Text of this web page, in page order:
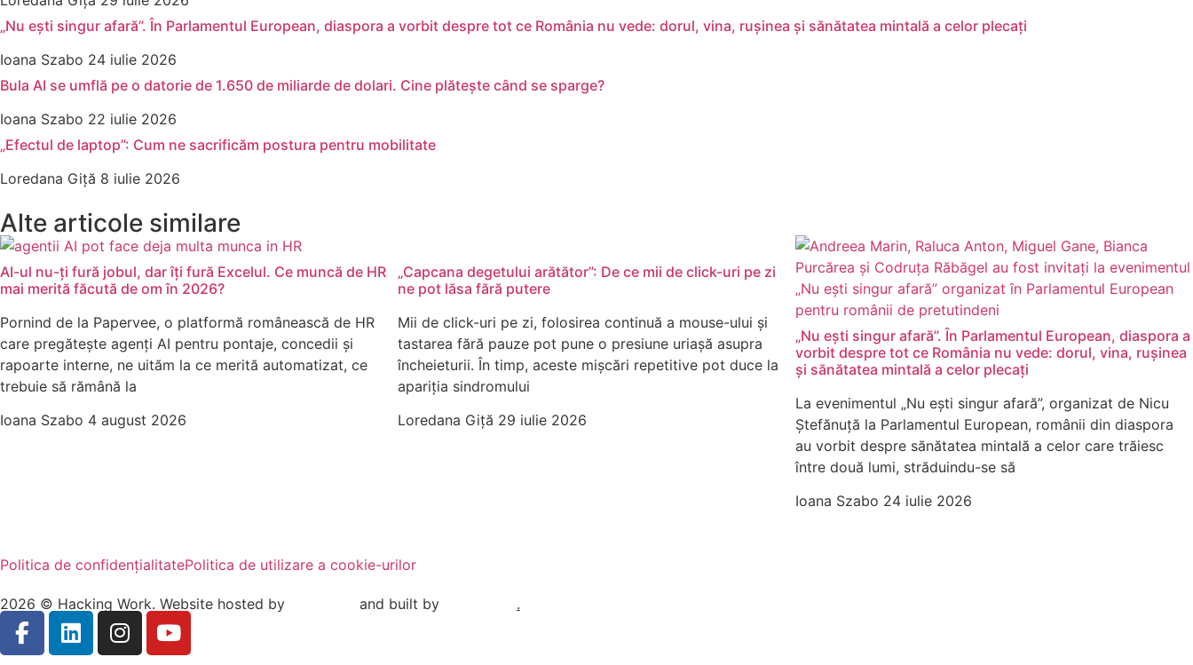
„Nu ești singur afară”. În Parlamentul European, diaspora a vorbit despre tot ce România nu vede: dorul, vina, rușinea și sănătatea mintală a celor plecați
Ioana Szabo 24 iulie 2026
Bula AI se umflă pe o datorie de 1.650 de miliarde de dolari. Cine plătește când se sparge?
Ioana Szabo 22 iulie 2026
„Efectul de laptop”: Cum ne sacrificăm postura pentru mobilitate
Loredana Giță 8 iulie 2026
Alte articole similare
AI-ul nu-ți fură jobul, dar îți fură Excelul. Ce muncă de HR
mai merită făcută de om în 2026?
Pornind de la Papervee, o platformă românească de HR
care pregătește agenți AI pentru pontaje, concedii și
rapoarte interne, ne uităm la ce merită automatizat, ce
trebuie să rămână la
Ioana Szabo 4 august 2026
„Capcana degetului arătător”: De ce mii de click-uri pe zi
ne pot lăsa fără putere
Mii de click-uri pe zi, folosirea continuă a mouse-ului și
tastarea fără pauze pot pune o presiune uriașă asupra
încheieturii. În timp, aceste mișcări repetitive pot duce la
apariția sindromului
Loredana Giță 29 iulie 2026
„Nu ești singur afară”. În Parlamentul European, diaspora a
vorbit despre tot ce România nu vede: dorul, vina, rușinea
și sănătatea mintală a celor plecați
La evenimentul „Nu ești singur afară”, organizat de Nicu
Ștefănuță la Parlamentul European, românii din diaspora
au vorbit despre sănătatea mintală a celor care trăiesc
între două lumi, străduindu-se să
Ioana Szabo 24 iulie 2026
Politica de confidențialitatePolitica de utilizare a cookie-urilor
2026 © Hacking Work. Website hosted by and built by .